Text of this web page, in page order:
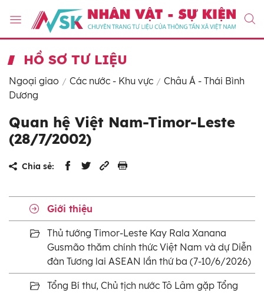
HỒ SƠ TƯ LIỆU
Ngoại giao Các nước - Khu vực
Châu Á - Thái Bình
Dương
Quan hệ Việt Nam-Timor-Leste
(28/7/2002)
Chia sẻ:
Giới thiệu
Thủ tướng Timor-Leste Kay Rala Xanana
Gusmão thăm chính thức Việt Nam và dự Diễn
đàn Tương lai ASEAN lần thứ ba (7-10/6/2026)
Tổng Bí thư, Chủ tịch nước Tô Lâm gặp Tổng